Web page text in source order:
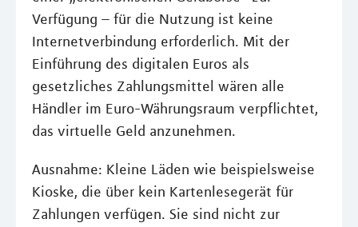
Verfügung – für die Nutzung ist keine
Internetverbindung erforderlich. Mit der
Einführung des digitalen Euros als
gesetzliches Zahlungsmittel wären alle
Händler im Euro-Währungsraum verpflichtet,
das virtuelle Geld anzunehmen.
Ausnahme: Kleine Läden wie beispielsweise
Kioske, die über kein Kartenlesegerät für
Zahlungen verfügen. Sie sind nicht zur